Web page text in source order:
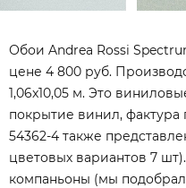
Обои Andrea Rossi
цене 4 800 руб.
1,06x10,05 м. Это
покрытие винил, фактура
54362-4 также
цветовых вариантов 7
компаньоны (мы